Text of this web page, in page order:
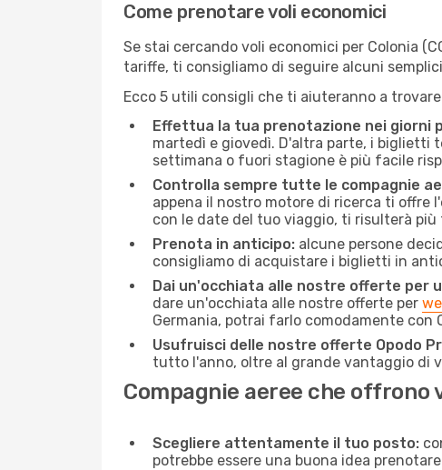
Come prenotare voli economici
Se stai cercando voli economici per Colonia
tariffe, ti consigliamo di seguire alcuni
Ecco 5 utili consigli che ti aiuteranno a trovare
Effettua la tua prenotazione nei giorni
martedì e giovedì. D'altra parte, i biglietti
settimana o fuori stagione è più facile
Controlla sempre tutte le compagnie
appena il nostro motore di ricerca ti offre
con le date del tuo viaggio, ti risulterà
Prenota in anticipo: alcune persone
consigliamo di acquistare i biglietti in
Dai un'occhiata alle nostre offerte per
dare un'occhiata alle nostre offerte per
Germania, potrai farlo comodamente
Usufruisci delle nostre offerte Opodo
tutto l'anno, oltre al grande vantaggio di
Compagnie aeree che offrono
Scegliere attentamente il tuo posto:
potrebbe essere una buona idea